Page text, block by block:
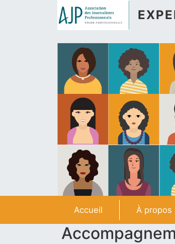
Navigation principale
Accueil À propos